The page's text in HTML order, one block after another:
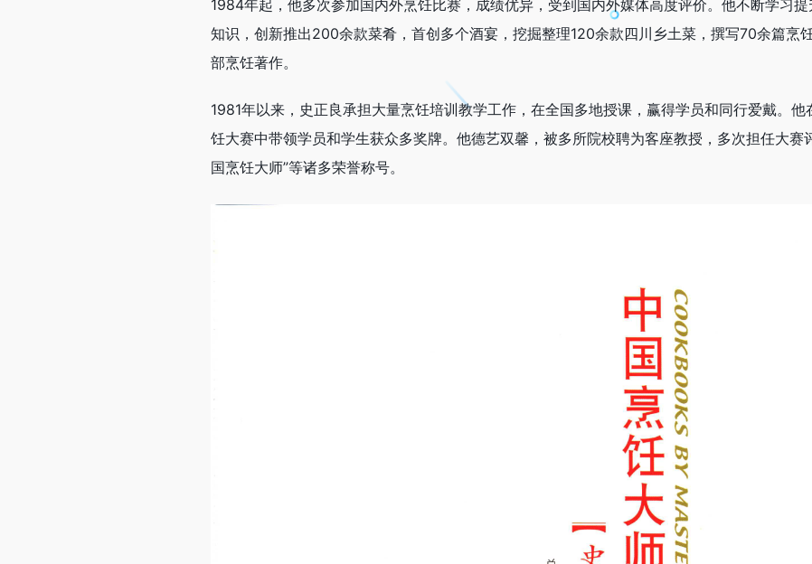
1984年起，他多次参加国内外烹饪比赛，成绩优异，受到国内外媒体高度评价。他不断学习
知识，创新推出200余款菜肴，首创多个酒宴，挖掘整理120余款四川乡土菜，撰写70余篇烹
部烹饪著作。
1981年以来，史正良承担大量烹饪培训教学工作，在全国多地授课，赢得学员和同行爱戴。他
饪大赛中带领学员和学生获众多奖牌。他德艺双馨，被多所院校聘为客座教授，多次担任大赛
国烹饪大师”等诸多荣誉称号。